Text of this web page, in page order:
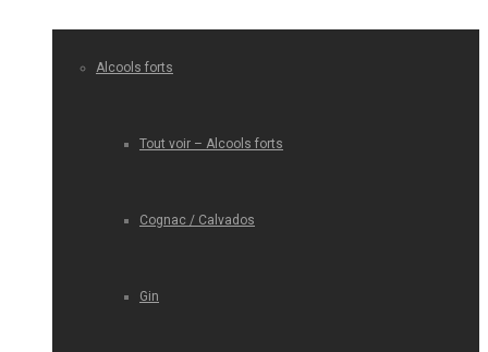
Alcools forts
Tout voir – Alcools forts
Cognac / Calvados
Gin